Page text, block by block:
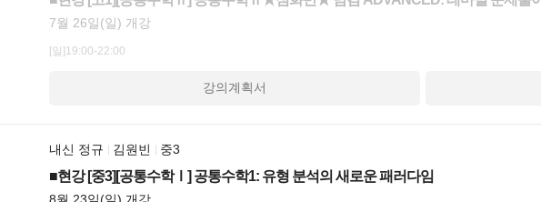
7월 26일(일) 개강
[일]19:00-22:00
강의계획서
내신 정규 김원빈 중3
■현강 [중3][공통수학Ⅰ] 공통수학1: 유형 분석의 새로운 패러다임